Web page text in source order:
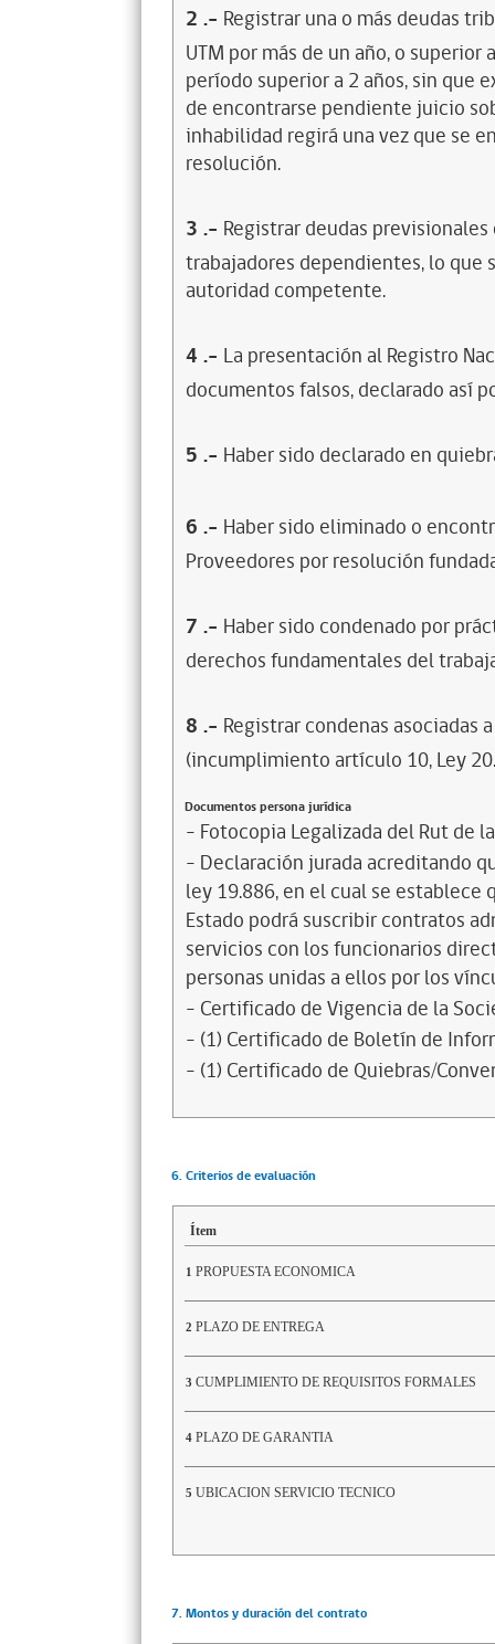
2 .- Registrar una o más deudas
UTM por más de un año, o
período superior a 2 años, sin que
de encontrarse pendiente juicio
inhabilidad regirá una vez que se
resolución.
3 .- Registrar deudas
trabajadores dependientes, lo
autoridad competente.
4 .- La presentación al Registro
documentos falsos, declarado así
5 .- Haber sido declarado en
6 .- Haber sido eliminado o
Proveedores por resolución
7 .- Haber sido condenado por
derechos fundamentales del
8 .- Registrar condenas asociadas
(incumplimiento artículo 10, Ley
Documentos persona jurídica
- Fotocopia Legalizada del Rut de
- Declaración jurada acreditando
ley 19.886, en el cual se
Estado podrá suscribir contratos
servicios con los funcionarios
personas unidas a ellos por los
- Certificado de Vigencia de la
- (1) Certificado de Boletín de
- (1) Certificado de Quiebras/
6. Criterios de evaluación
Ítem
1 PROPUESTA ECONOMICA
2 PLAZO DE ENTREGA
3 CUMPLIMIENTO DE REQUISITOS FORMALES
4 PLAZO DE GARANTIA
5 UBICACION SERVICIO TECNICO
7. Montos y duración del contrato